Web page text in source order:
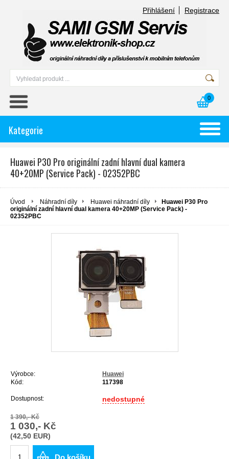
Přihlášení Registrace
0
Kategorie
Huawei P30 Pro originální zadní hlavní dual kamera
40+20MP (Service Pack) - 02352PBC
Úvod Náhradní díly Huawei náhradní díly
Huawei P30 Pro
originální zadní hlavní dual kamera 40+20MP (Service Pack) -
02352PBC
Výrobce:
Huawei
Kód:
117398
Dostupnost: nedostupné
1 390,- Kč
1 030,- Kč
(42,50 EUR)
Do košíku